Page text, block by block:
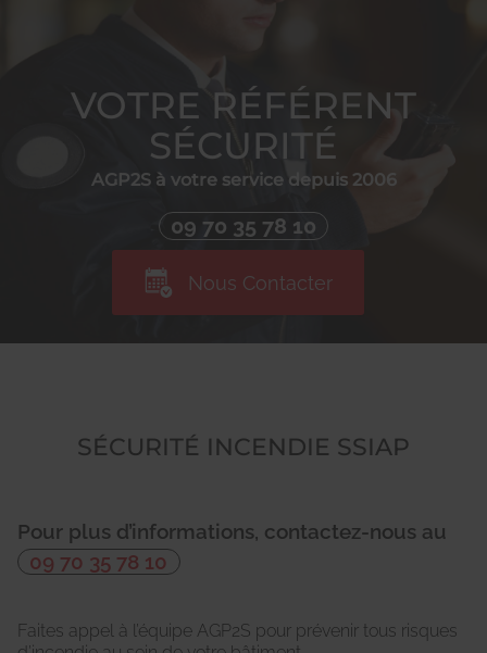
VOTRE RÉFÉRENT
SÉCURITÉ
AGP2S à votre service depuis 2006
09 70 35 78 10
Nous Contacter
SÉCURITÉ INCENDIE SSIAP
Pour plus d’informations, contactez-nous au
09 70 35 78 10
Faites appel à l’équipe AGP2S pour prévenir tous risques